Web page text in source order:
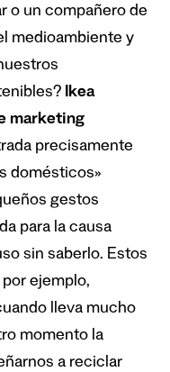
o un compañero de
medioambiente y
Ikea
marketing
precisamente
domésticos»
gestos
para la causa
sin saberlo. Estos
ejemplo,
lleva mucho
momento la
a reciclar